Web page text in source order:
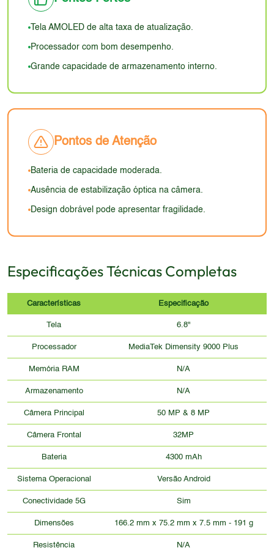
comparar com as tecnologias mais recentes de
telas, que oferecem níveis superiores de brilho e
eficiência energética.
um desafio, especialmente quando o dispositivo
está aberto, devido às dimensões maiores. A
manuseio.
Tela AMOLED de alta taxa de atualização.
Processador com bom desempenho.
Grande capacidade de armazenamento interno.
Pontos de Atenção
Bateria de capacidade moderada.
Ausência de estabilização óptica na câmera.
Design dobrável pode apresentar fragilidade.
Especificações Técnicas Completas
Características Especificação
Tela 6.8"
Processador MediaTek Dimensity 9000 Plus
Memória RAM N/A
Armazenamento N/A
Câmera Principal 50 MP & 8 MP
Câmera Frontal 32MP
Bateria 4300 mAh
Sistema Operacional Versão Android
Conectividade 5G Sim
Dimensões 166.2 mm x 75.2 mm x 7.5 mm - 191 g
Resistência N/A